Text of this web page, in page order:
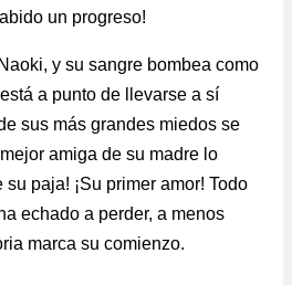
un progreso!
y su sangre bombea como
a punto de llevarse a sí
sus más grandes miedos se
amiga de su madre lo
paja! ¡Su primer amor! Todo
echado a perder, a menos
marca su comienzo.